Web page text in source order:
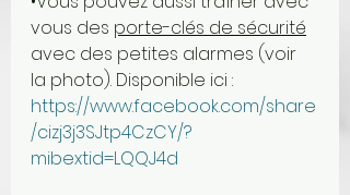
vous des porte-clés de sécurité
avec des petites alarmes (voir
la photo). Disponible ici :
https://www.facebook.com/share
/cizj3j3SJtp4CzCY/?
mibextid=LQQJ4d